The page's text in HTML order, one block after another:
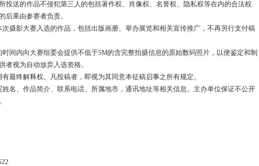
投送的作品不侵犯第三人的包括著作权、肖像权、名誉权、隐私权等在内的合法权
后果由参赛者负责。
摄影大赛入选的作品，包括出版画册、举办展览和相关宣传推广，不再另行支付稿
间内向大赛组委会提供不低于5M的含完整拍摄信息的原始数码照片，以便鉴定和制
者视为自动放弃入选资格。
最终解释权。凡投稿者，即视为其同意本征稿启事之所有规定。
名、作品简介、联系电话、所属地市，通讯地址等相关信息。主办单位保证不公开